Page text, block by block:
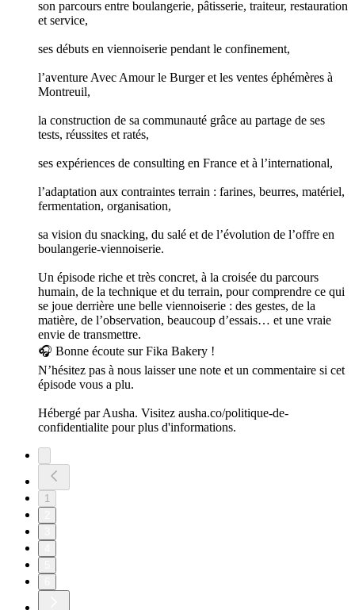
son parcours entre boulangerie, pâtisserie, traiteur, restauration
et service,
ses débuts en viennoiserie pendant le confinement,
l’aventure Avec Amour le Burger et les ventes éphémères à
Montreuil,
la construction de sa communauté grâce au partage de ses
tests, réussites et ratés,
ses expériences de consulting en France et à l’international,
l’adaptation aux contraintes terrain : farines, beurres, matériel,
fermentation, organisation,
sa vision du snacking, du salé et de l’évolution de l’offre en
boulangerie-viennoiserie.
Un épisode riche et très concret, à la croisée du parcours
humain, de la technique et du terrain, pour comprendre ce qui
se joue derrière une belle viennoiserie : des gestes, de la
matière, de l’observation, beaucoup d’essais… et une vraie
envie de transmettre.
🎧 Bonne écoute sur Fika Bakery !
N’hésitez pas à nous laisser une note et un commentaire si cet
épisode vous a plu.
Hébergé par Ausha. Visitez ausha.co/politique-de-
confidentialite pour plus d'informations.
1